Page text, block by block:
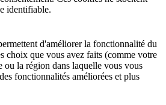
identifiable.
d'améliorer la fonctionnalité du
choix que vous avez faits (comme votre
ou la région dans laquelle vous vous
fonctionnalités améliorées et plus